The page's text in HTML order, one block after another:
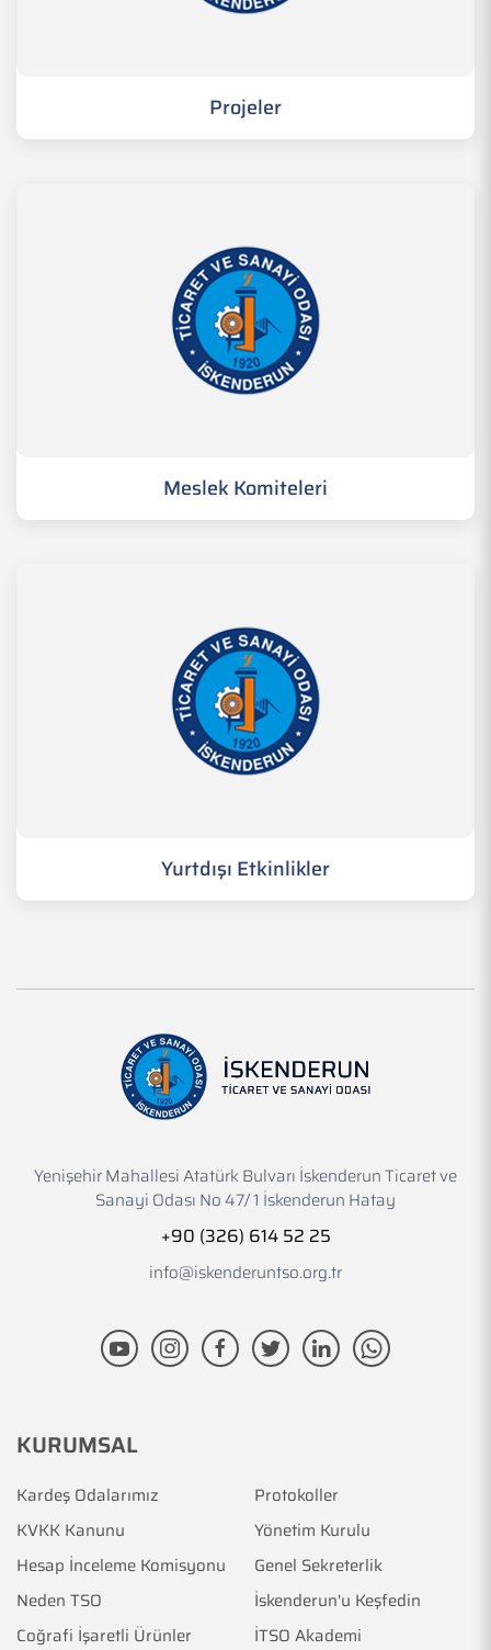
Projeler
Meslek Komiteleri
Yurtdışı Etkinlikler
Yenişehir Mahallesi Atatürk Bulvarı İskenderun Ticaret ve
Sanayi Odası No 47/ 1 İskenderun Hatay
+90 (326) 614 52 25
info@iskenderuntso.org.tr
KURUMSAL
Kardeş Odalarımız
Protokoller
KVKK Kanunu
Yönetim Kurulu
Hesap İnceleme Komisyonu
Genel Sekreterlik
Neden TSO
İskenderun'u Keşfedin
Coğrafi İşaretli Ürünler
İTSO Akademi